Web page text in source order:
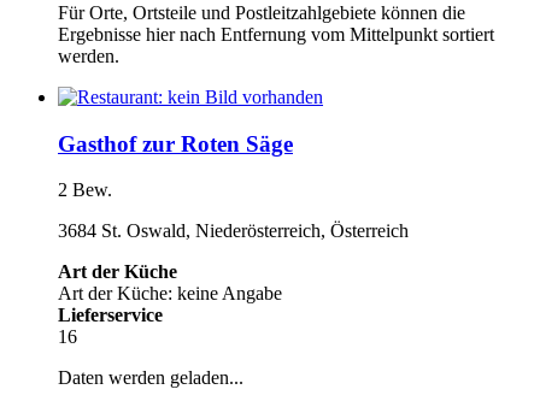
Für Orte, Ortsteile und Postleitzahlgebiete können die
Ergebnisse hier nach Entfernung vom Mittelpunkt sortiert
werden.
Gasthof zur Roten Säge
2 Bew.
3684 St. Oswald, Niederösterreich, Österreich
Art der Küche
Art der Küche: keine Angabe
Lieferservice
16
Daten werden geladen...